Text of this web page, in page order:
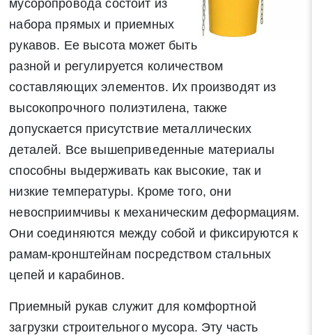
мусоропровода состоит из
набора прямых и приемных
рукавов. Ее высота может быть
разной и регулируется количеством
составляющих элементов. Их производят из
высокопрочного полиэтилена, также
допускается присутствие металлических
деталей. Все вышеприведенные материалы
способны выдерживать как высокие, так и
низкие температуры. Кроме того, они
невосприимчивы к механическим деформациям.
Они соединяются между собой и фиксируются к
рамам-кронштейнам посредством стальных
цепей и карабинов.
Приемный рукав служит для комфортной
загрузки строительного мусора. Эту часть